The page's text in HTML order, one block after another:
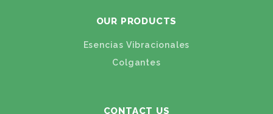
OUR PRODUCTS
Esencias Vibracionales
Colgantes
CONTACT US